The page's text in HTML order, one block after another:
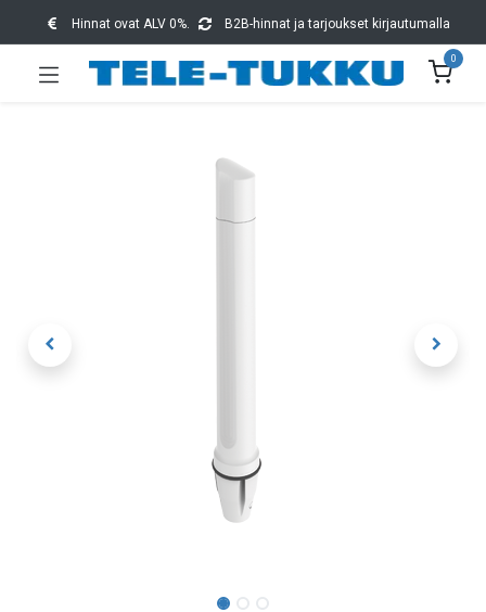
Hinnat ovat ALV 0%. B2B-hinnat ja tarjoukset kirjautumalla
0